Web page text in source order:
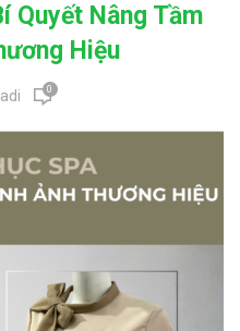
Quyết Nâng Tầm
Hiệu
0